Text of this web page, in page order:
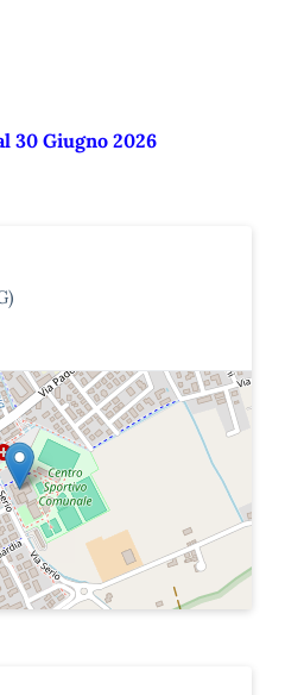
30 Giugno 2026